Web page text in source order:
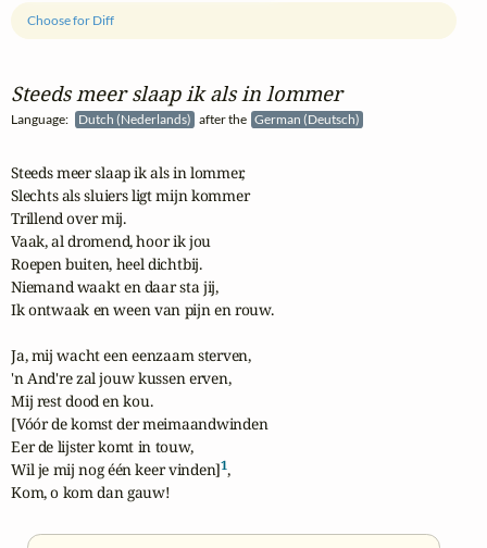
Steeds meer slaap ik als in lommer
Language: Dutch (Nederlands) after the German (Deutsch)
Choose for Diff
Steeds meer slaap ik als in lommer,
Slechts als sluiers ligt mijn kommer
Trillend over mij.
Vaak, al dromend, hoor ik jou
Roepen buiten, heel dichtbij.
Niemand waakt en daar sta jij,
Ik ontwaak en ween van pijn en rouw.
Ja, mij wacht een eenzaam sterven,
'n And're zal jouw kussen erven,
Mij rest dood en kou.
[Vóór de komst der meimaandwinden
Eer de lijster komt in touw,
Wil je mij nog één keer vinden]1,
Kom, o kom dan gauw!